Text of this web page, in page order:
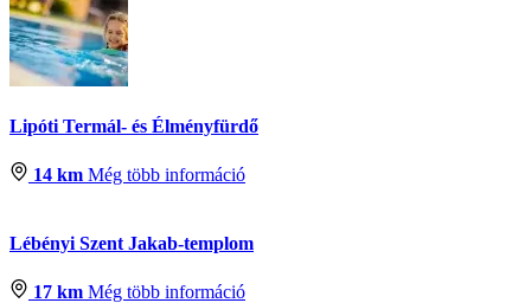
Lipóti Termál- és Élményfürdő
14 km Még több információ
Lébényi Szent Jakab-templom
17 km Még több információ